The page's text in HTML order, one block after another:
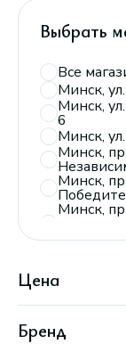
Выбрать
Все
Минск,
Минск,
6
Минск,
Минск,
Минск,
Минск,
пав. 110
МКАД
Цена
Бренд